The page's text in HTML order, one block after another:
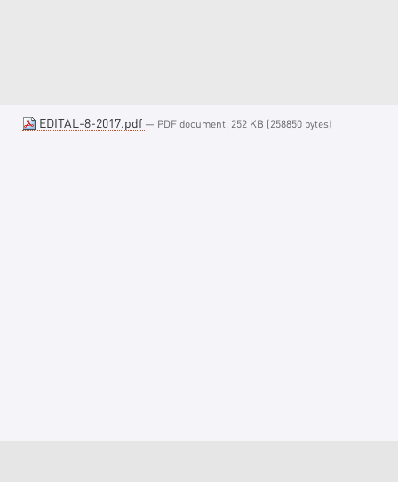
EDITAL-8-2017.pdf — PDF document, 252 KB (258850 bytes)